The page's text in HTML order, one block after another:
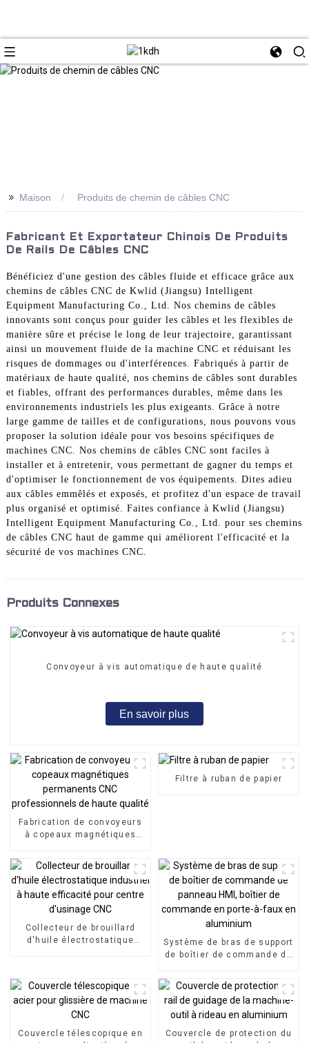
>> Maison Produits de chemin de câbles CNC
Fabricant Et Exportateur Chinois De Produits
De Rails De Câbles CNC
Bénéficiez d'une gestion des câbles fluide et efficace grâce aux
chemins de câbles CNC de Kwlid (Jiangsu) Intelligent
Equipment Manufacturing Co., Ltd. Nos chemins de câbles
innovants sont conçus pour guider les câbles et les flexibles de
manière sûre et précise le long de leur trajectoire, garantissant
ainsi un mouvement fluide de la machine CNC et réduisant les
risques de dommages ou d'interférences. Fabriqués à partir de
matériaux de haute qualité, nos chemins de câbles sont durables
et fiables, offrant des performances durables, même dans les
environnements industriels les plus exigeants. Grâce à notre
large gamme de tailles et de configurations, nous pouvons vous
proposer la solution idéale pour vos besoins spécifiques de
machines CNC. Nos chemins de câbles CNC sont faciles à
installer et à entretenir, vous permettant de gagner du temps et
d'optimiser le fonctionnement de vos équipements. Dites adieu
aux câbles emmêlés et exposés, et profitez d'un espace de travail
plus organisé et optimisé. Faites confiance à Kwlid (Jiangsu)
Intelligent Equipment Manufacturing Co., Ltd. pour ses chemins
de câbles CNC haut de gamme qui améliorent l'efficacité et la
sécurité de vos machines CNC.
Produits Connexes
Convoyeur à vis automatique de haute qualité
En savoir plus
Fabrication de convoyeurs
à copeaux magnétiques
qualité
Filtre à ruban de papier
Collecteur de brouillard
d'huile électrostatique
Système de bras de support
de boîtier de commande de
commande en porte-à-faux
en aluminium
Couvercle télescopique en
Couvercle de protection du